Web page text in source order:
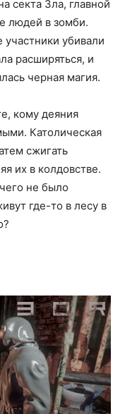
секта Зла, главной
людей в зомби.
убивали
расширяться, и
черная магия.
кому деяния
Католическая
сжигать
их в колдовстве.
не было
где-то в лесу в